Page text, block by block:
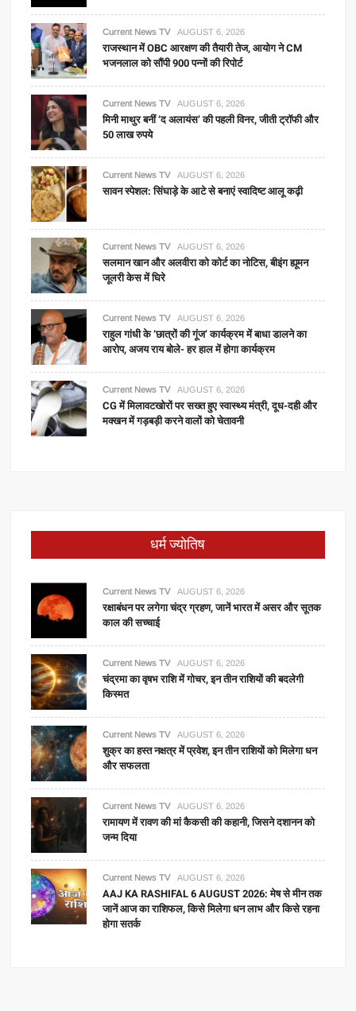
Current News TV AUGUST 6, 2026
राजस्थान में OBC आरक्षण की तैयारी तेज, आयोग ने CM
भजनलाल को सौंपी 900 पन्नों की रिपोर्ट
Current News TV AUGUST 6, 2026
मिनी माथुर बनीं ‘द अलायंस’ की पहली विनर, जीती ट्रॉफी और
50 लाख रुपये
Current News TV AUGUST 6, 2026
सावन स्पेशल: सिंघाड़े के आटे से बनाएं स्वादिष्ट आलू कढ़ी
Current News TV AUGUST 6, 2026
सलमान खान और अलवीरा को कोर्ट का नोटिस, बीइंग ह्यूमन
जूलरी केस में घिरे
Current News TV AUGUST 6, 2026
राहुल गांधी के ‘छात्रों की गूंज’ कार्यक्रम में बाधा डालने का
आरोप, अजय राय बोले- हर हाल में होगा कार्यक्रम
Current News TV AUGUST 6, 2026
CG में मिलावटखोरों पर सख्त हुए स्वास्थ्य मंत्री, दूध-दही और
मक्खन में गड़बड़ी करने वालों को चेतावनी
धर्म ज्योतिष
Current News TV AUGUST 6, 2026
रक्षाबंधन पर लगेगा चंद्र ग्रहण, जानें भारत में असर और सूतक
काल की सच्चाई
Current News TV AUGUST 6, 2026
चंद्रमा का वृषभ राशि में गोचर, इन तीन राशियों की बदलेगी
किस्मत
Current News TV AUGUST 6, 2026
शुक्र का हस्त नक्षत्र में प्रवेश, इन तीन राशियों को मिलेगा धन
और सफलता
Current News TV AUGUST 6, 2026
रामायण में रावण की मां कैकसी की कहानी, जिसने दशानन को
जन्म दिया
Current News TV AUGUST 6, 2026
AAJ KA RASHIFAL 6 AUGUST 2026: मेष से मीन तक
जानें आज का राशिफल, किसे मिलेगा धन लाभ और किसे रहना
होगा सतर्क